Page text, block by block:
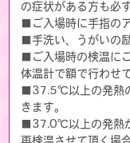
の症状がある方も必
■ご入場時に手指の
■手洗い、うがいの
■ご入場時の検温に
体温計で額で行わせ
■37.5℃以上の発熱
きます。
■37.0℃以上の発熱
再検温させて頂く場